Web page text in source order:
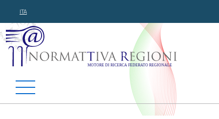
ITA
Normattiva Regioni -